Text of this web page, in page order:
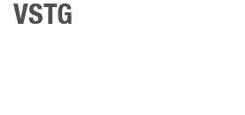
VSTG